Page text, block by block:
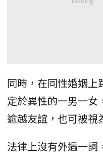
同時，在同性婚姻上
定於異性的一男一女
逾越友誼，也可被視
法律上沒有外遇一詞